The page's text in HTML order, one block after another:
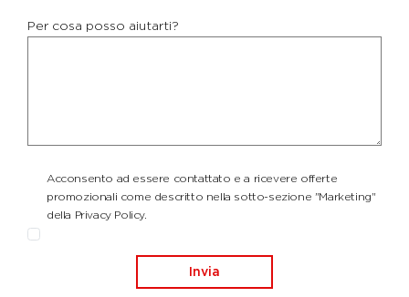
Per cosa posso aiutarti?
Acconsento ad essere contattato e a ricevere offerte
promozionali come descritto nella sotto-sezione "Marketing"
della Privacy Policy.
Invia